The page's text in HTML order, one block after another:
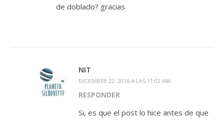
de doblado? gracias
NIT
DICIEMBRE 22, 2016 A LAS 11:02 AM
RESPONDER
Si, es que el post lo hice antes de que